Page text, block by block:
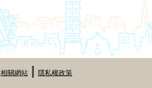
相關網站 隱私權政策